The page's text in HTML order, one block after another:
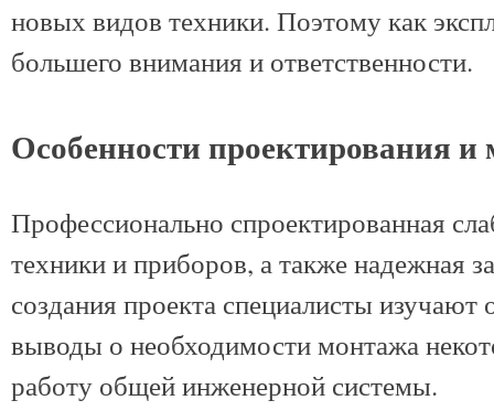
новых видов техники. Поэтому как
большего внимания и ответственности.
Особенности проектирования
Профессионально спроектированная
техники и приборов, а также надежная
создания проекта специалисты
выводы о необходимости монтажа
работу общей инженерной системы.